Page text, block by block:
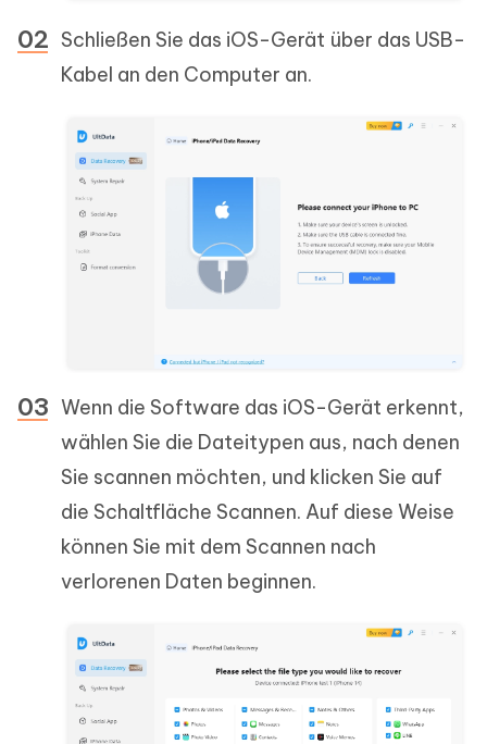
Schließen Sie das iOS-Gerät über das USB-
Kabel an den Computer an.
Wenn die Software das iOS-Gerät erkennt,
wählen Sie die Dateitypen aus, nach denen
Sie scannen möchten, und klicken Sie auf
die Schaltfläche Scannen. Auf diese Weise
können Sie mit dem Scannen nach
verlorenen Daten beginnen.